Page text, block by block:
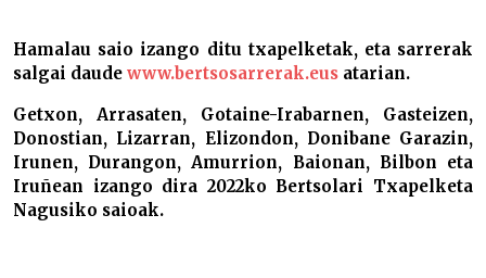
Hamalau saio izango ditu txapelketak, eta sarrerak
salgai daude www.bertsosarrerak.eus atarian.
Getxon, Arrasaten, Gotaine-Irabarnen, Gasteizen,
Donostian, Lizarran, Elizondon, Donibane Garazin,
Irunen, Durangon, Amurrion, Baionan, Bilbon eta
Iruñean izango dira 2022ko Bertsolari Txapelketa
Nagusiko saioak.